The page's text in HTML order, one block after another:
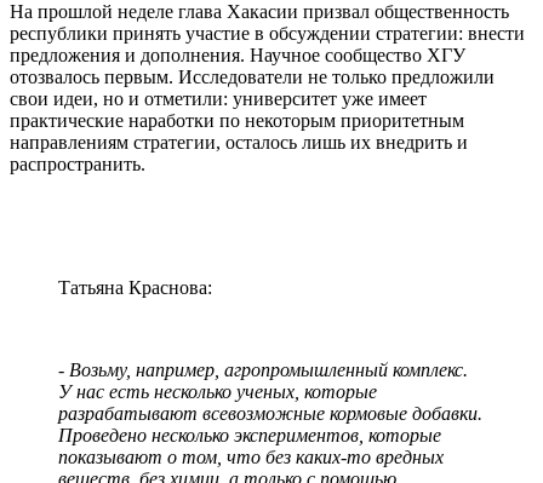
На прошлой неделе глава Хакасии призвал общественность
республики принять участие в обсуждении стратегии: внести
предложения и дополнения. Научное сообщество ХГУ
отозвалось первым. Исследователи не только предложили
свои идеи, но и отметили: университет уже имеет
практические наработки по некоторым приоритетным
направлениям стратегии, осталось лишь их внедрить и
распространить.
Татьяна Краснова:
- Возьму, например, агропромышленный комплекс.
У нас есть несколько ученых, которые
разрабатывают всевозможные кормовые добавки.
Проведено несколько экспериментов, которые
показывают о том, что без каких-то вредных